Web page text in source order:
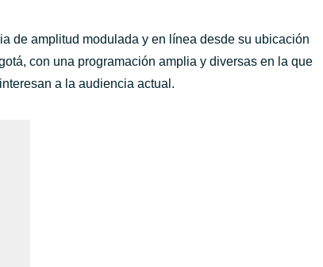
de amplitud modulada y en línea desde su ubicación
con una programación amplia y diversas en la que
a la audiencia actual.